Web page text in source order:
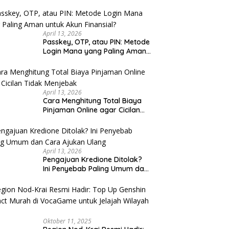
April 13, 2026
Passkey, OTP, atau PIN: Metode
Login Mana yang Paling Aman
April 13, 2026
Cara Menghitung Total Biaya
Pinjaman Online agar Cicilan
April 13, 2026
Pengajuan Kredione Ditolak?
Ini Penyebab Paling Umum dan
Oktober 11, 2025